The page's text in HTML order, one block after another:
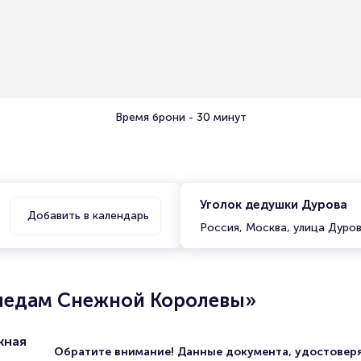
Время брони - 30 минут
Добавить в календарь
Уголок дедушки Дурова
Россия, Москва, улица
Снежной Королевы»
Обратите внимание! Данные документа,